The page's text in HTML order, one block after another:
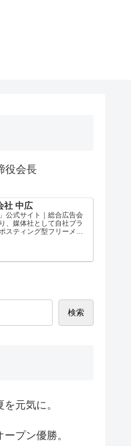
役会長
社 中広
」公式サイト｜総合広告会
、媒体社として自社ブラ
スティング型フリーメデ
検索
元気に。
プン優勝。